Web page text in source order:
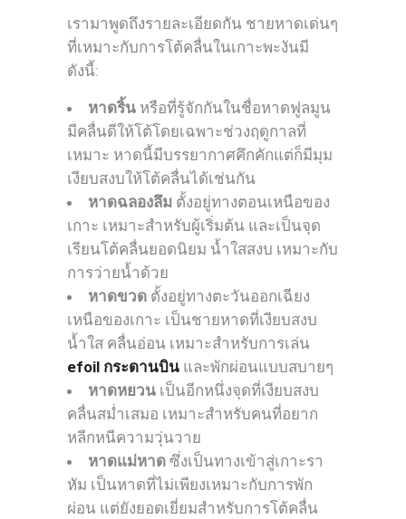
เรามาพูดถึงรายละเอียดกัน ชายหาดเด่นๆ
ที่เหมาะกับการโต้คลื่นในเกาะพะงันมี
ดังนี้:
หาดริ้น หรือที่รู้จักกันในชื่อหาดฟูลมูน
มีคลื่นดีให้โต้โดยเฉพาะช่วงฤดูกาลที่
เหมาะ หาดนี้มีบรรยากาศคึกคักแต่ก็มีมุม
เงียบสงบให้โต้คลื่นได้เช่นกัน
หาดฉลองลึม ตั้งอยู่ทางตอนเหนือของ
เกาะ เหมาะสำหรับผู้เริ่มต้น และเป็นจุด
เรียนโต้คลื่นยอดนิยม น้ำใสสงบ เหมาะกับ
การว่ายน้ำด้วย
หาดขวด ตั้งอยู่ทางตะวันออกเฉียง
เหนือของเกาะ เป็นชายหาดที่เงียบสงบ
น้ำใส คลื่นอ่อน เหมาะสำหรับการเล่น
efoil กระดานบิน และพักผ่อนแบบสบายๆ
หาดหยวน เป็นอีกหนึ่งจุดที่เงียบสงบ
คลื่นสม่ำเสมอ เหมาะสำหรับคนที่อยาก
หลีกหนีความวุ่นวาย
หาดแม่หาด ซึ่งเป็นทางเข้าสู่เกาะรา
หัม เป็นหาดที่ไม่เพียงเหมาะกับการพัก
ผ่อน แต่ยังยอดเยี่ยมสำหรับการโต้คลื่น